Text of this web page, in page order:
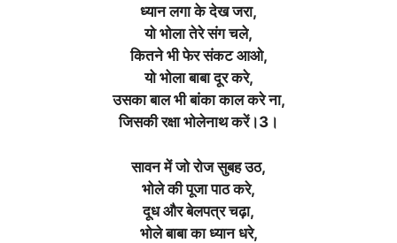
ध्यान लगा के देख जरा,
यो भोला तेरे संग चले,
कितने भी फेर संकट आओ,
यो भोला बाबा दूर करे,
उसका बाल भी बांका काल करे ना,
जिसकी रक्षा भोलेनाथ करें।3।
सावन में जो रोज सुबह उठ,
भोले की पूजा पाठ करे,
दूध और बेलपत्र चढ़ा,
भोले बाबा का ध्यान धरे,